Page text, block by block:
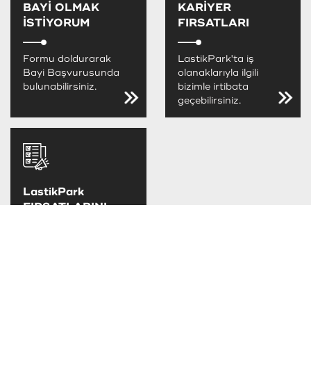
BAYİ OLMAK
İSTİYORUM
Formu doldurarak
Bayi Başvurusunda
bulunabilirsiniz.
KARİYER
FIRSATLARI
LastikPark'ta iş
olanaklarıyla ilgili
bizimle irtibata
geçebilirsiniz.
LastikPark
FIRSATLARINI